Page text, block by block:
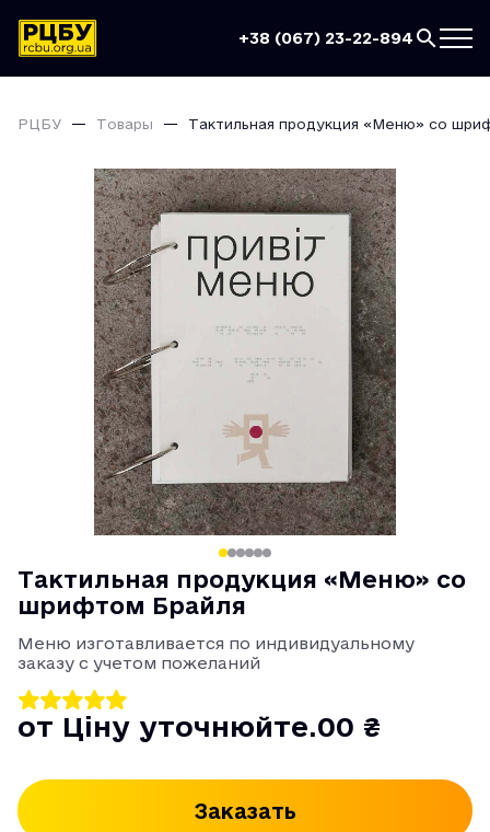
+38 (067) 23-22-894
РЦБУ Товары Тактильная продукция «Меню» со
Тактильная продукция «Меню» со
шрифтом Брайля
Меню изготавливается по индивидуальному
заказу с учетом пожеланий
от Ціну уточнюйте.00 ₴
Заказать